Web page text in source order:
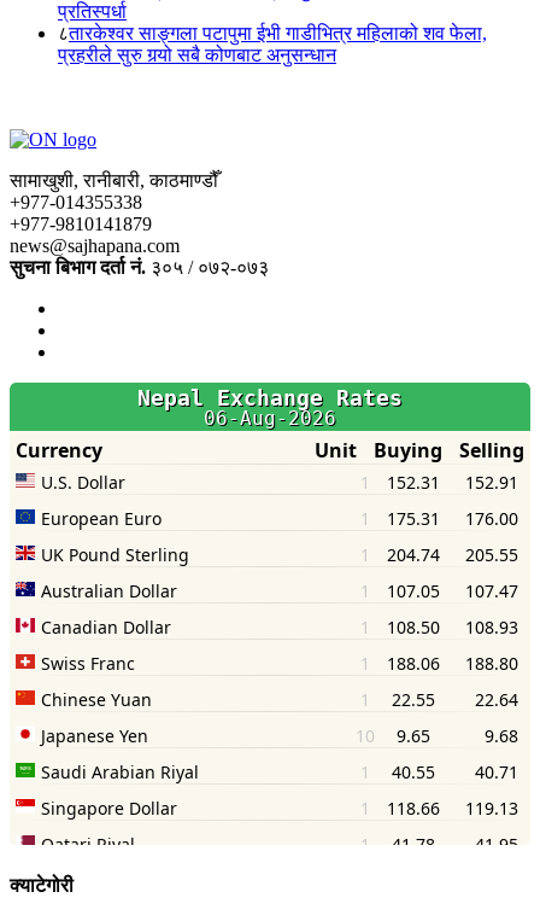
प्रतिस्पर्धा
८तारकेश्वर साङ्गला पटापुमा ईभी गाडीभित्र महिलाको शव फेला,
प्रहरीले सुरु गर्‍यो सबै कोणबाट अनुसन्धान
सामाखुशी, रानीबारी, काठमाण्डौँ
+977-014355338
+977-9810141879
news@sajhapana.com
सुचना बिभाग दर्ता नं. ३०५ / ०७२-०७३
क्याटेगोरी